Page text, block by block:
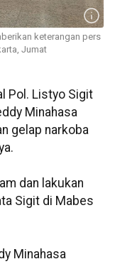
keterangan pers
Jumat
Pol. Listyo Sigit
Minahasa
gelap narkoba
dan lakukan
Sigit di Mabes
Minahasa